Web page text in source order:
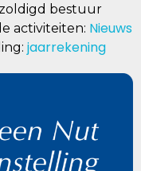
bestuur
activiteiten: Nieuws
jaarrekening